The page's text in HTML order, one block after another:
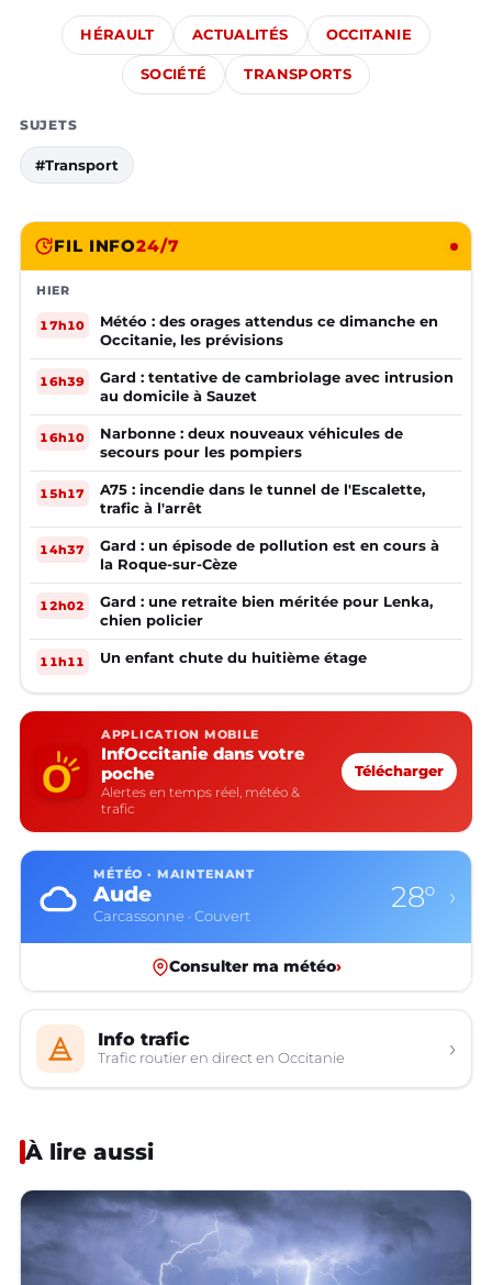
HÉRAULT ACTUALITÉS OCCITANIE
SOCIÉTÉ TRANSPORTS
SUJETS
#Transport
FIL INFO24/7
HIER
17h10
Météo : des orages attendus ce dimanche en
Occitanie, les prévisions
16h39
Gard : tentative de cambriolage avec intrusion
au domicile à Sauzet
16h10
Narbonne : deux nouveaux véhicules de
secours pour les pompiers
15h17
A75 : incendie dans le tunnel de l'Escalette,
trafic à l'arrêt
14h37
Gard : un épisode de pollution est en cours à
la Roque-sur-Cèze
12h02
Gard : une retraite bien méritée pour Lenka,
chien policier
11h11 Un enfant chute du huitième étage
APPLICATION MOBILE
InfOccitanie dans votre
poche
Alertes en temps réel, météo &
trafic
Télécharger
MÉTÉO · MAINTENANT
Aude
Carcassonne · Couvert
28° ›
Consulter ma météo›
Info trafic
Trafic routier en direct en Occitanie ›
À lire aussi